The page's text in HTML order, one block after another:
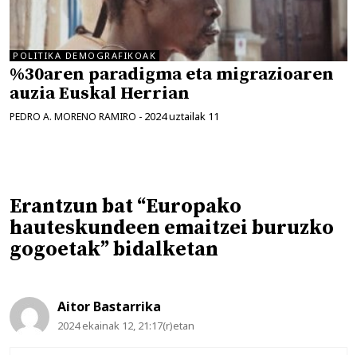
POLITIKA DEMOGRAFIKOAK
%30aren paradigma eta migrazioaren
auzia Euskal Herrian
PEDRO A. MORENO RAMIRO - 2024 uztailak 11
Erantzun bat “Europako
hauteskundeen emaitzei buruzko
gogoetak” bidalketan
Aitor Bastarrika
2024 ekainak 12, 21:17(r)etan